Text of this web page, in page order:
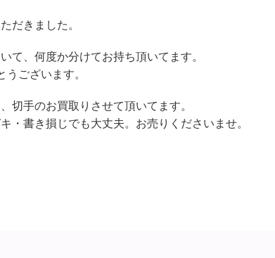
だきました。
て、何度か分けてお持ち頂いてます。
ございます。
切手のお買取りさせて頂いてます。
・書き損じでも大丈夫。お売りくださいませ。